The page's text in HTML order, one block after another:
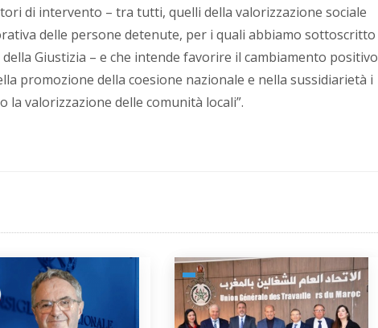
di intervento – tra tutti, quelli della valorizzazione sociale
delle persone detenute, per i quali abbiamo sottoscritto
Giustizia – e che intende favorire il cambiamento positivo
promozione della coesione nazionale e nella sussidiarietà i
valorizzazione delle comunità locali”.